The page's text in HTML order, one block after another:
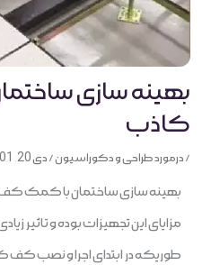
بهینه سازی
کاذب
/درمورد طراحی و دکوراسیون/دی 20, 1401
بهینه سازی ساختمان با کمک
مزایای این تجهیزات بوده و تاثیر
طوریکه در ابتدای اجرا و نصب کف